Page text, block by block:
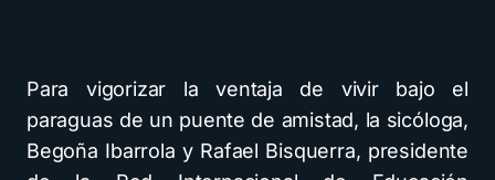
Para vigorizar la ventaja de vivir bajo el
paraguas de un puente de amistad, la sicóloga,
Begoña Ibarrola y Rafael Bisquerra, presidente